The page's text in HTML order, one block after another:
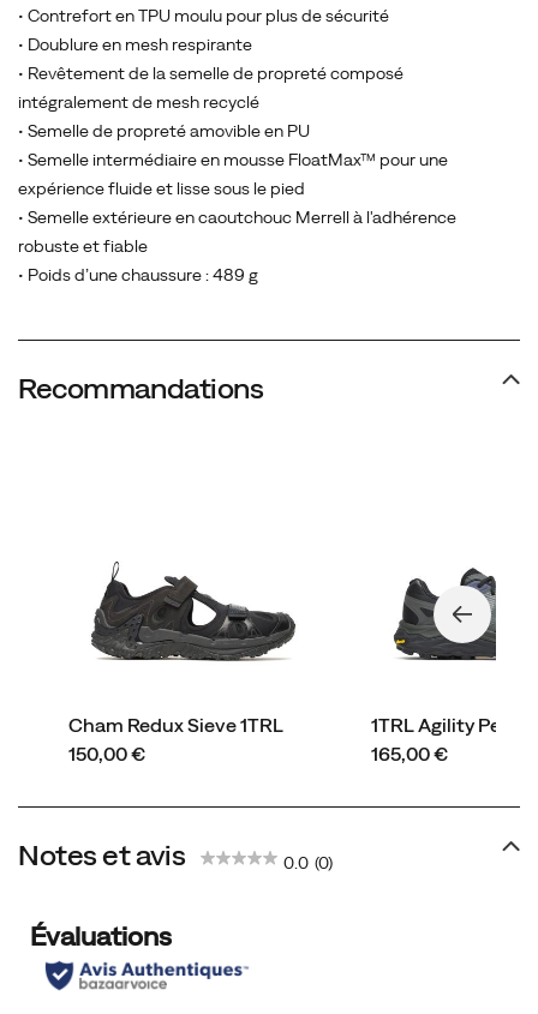
fluide
et
lisse
sous
le
pied.
• Contrefort en TPU moulu pour plus de sécurité
• Doublure en mesh respirante
• Revêtement de la semelle de propreté composé
intégralement de mesh recyclé
• Semelle de propreté amovible en PU
• Semelle intermédiaire en mousse FloatMax™ pour une
expérience fluide et lisse sous le pied
• Semelle extérieure en caoutchouc Merrell à l'adhérence
robuste et fiable
• Poids d’une chaussure : 489 g
Recommandations
Cham Redux Sieve 1TRL
price
150,00 €
1TRL Agility Peak 6
price
165,00 €
Notes et avis 0.0 (0)